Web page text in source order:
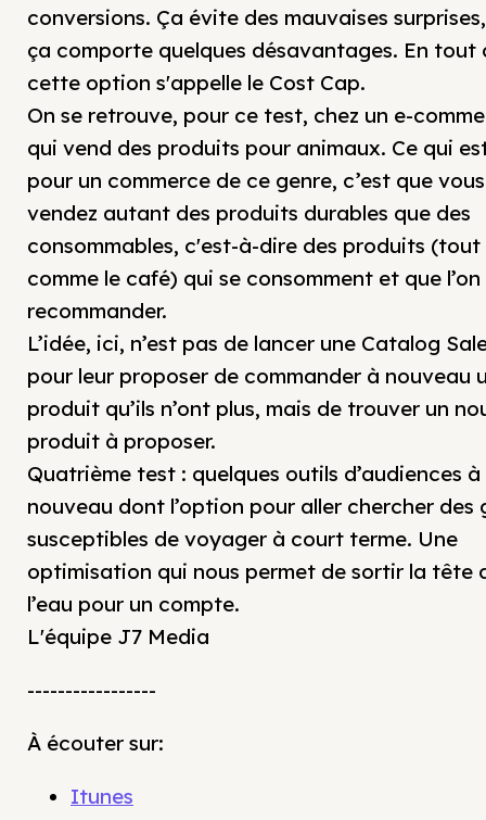
conversions. Ça évite des mauvaises
ça comporte quelques désavantages. En tout
cette option s'appelle le Cost Cap.
On se retrouve, pour ce test, chez un e-
qui vend des produits pour animaux. Ce qui
pour un commerce de ce genre, c’est que vous
vendez autant des produits durables que des
consommables, c'est-à-dire des produits (tout
comme le café) qui se consomment et que
recommander.
L’idée, ici, n’est pas de lancer une Catalog
pour leur proposer de commander à nouveau
produit qu’ils n’ont plus, mais de trouver un
produit à proposer.
Quatrième test : quelques outils d’audiences à
nouveau dont l’option pour aller chercher des
susceptibles de voyager à court terme. Une
optimisation qui nous permet de sortir la tête
l’eau pour un compte.
L'équipe J7 Media
-----------------
À écouter sur:
Itunes